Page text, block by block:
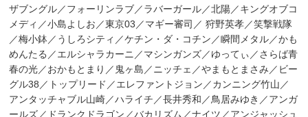
ザブングル／フォーリンラブ／ラバーガール／北陽／キングオブコ
メディ／小島よしお／東京03／マギー審司／ 狩野英孝／笑撃戦隊
／梅小鉢／うしろシティ／ケチン・ダ・コチン／瞬間メタル／かも
めんたる／エルシャラカーニ／マシンガンズ／ゆってぃ／さらば青
春の光／おかもとまり／鬼ヶ島／ニッチェ／やまもとまさみ／ビー
グル38／トップリード／エレファントジョン／カンニング竹山／
アンタッチャブル山崎／ハライチ／長井秀和／鳥居みゆき／アンガ
ールズ／ドランクドラゴン／バカリズム／ナイツ／アンジャッシュ